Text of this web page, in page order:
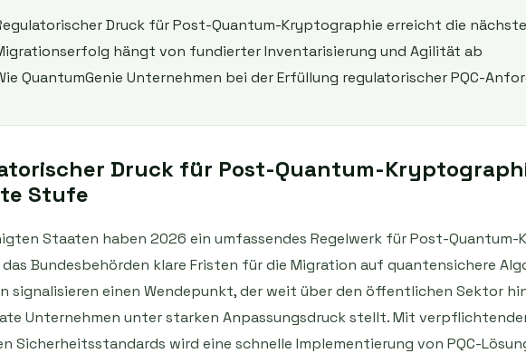
Druck für Post-Quantum-Kryptographie erreicht die
hängt von fundierter Inventarisierung und Agilität ab
QuantumGenie Unternehmen bei der Erfüllung regulatorischer PQC-
Druck für Post-Quantum-
Stufe
Staaten haben 2026 ein umfassendes Regelwerk für Post-Quantum-
Bundesbehörden klare Fristen für die Migration auf quantensichere
signalisieren einen Wendepunkt, der weit über den öffentlichen Sektor
Unternehmen unter starken Anpassungsdruck stellt. Mit
Sicherheitsstandards wird eine schnelle Implementierung von PQC-